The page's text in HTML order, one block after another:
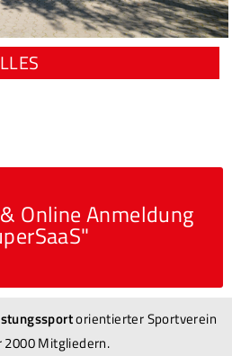
Online Anmeldung
orientierter Sportverein
2000 Mitgliedern.